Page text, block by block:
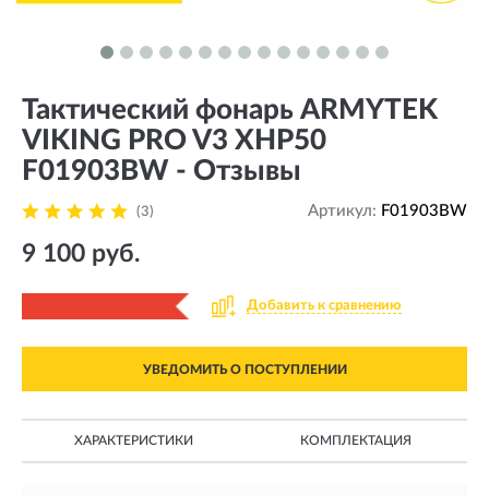
Тактический фонарь ARMYTEK
VIKING PRO V3 XHP50
F01903BW - Отзывы
(3) Артикул: F01903BW
9 100 руб.
Добавить к сравнению
УВЕДОМИТЬ О ПОСТУПЛЕНИИ
ХАРАКТЕРИСТИКИ КОМПЛЕКТАЦИЯ